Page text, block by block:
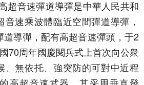
超音速彈道導彈是中華人民共和
音速乘波體臨近空間彈道導彈，
導彈，配有高超音速彈頭，于2
70周年國慶閱兵式上首次向公衆
、無依托、強突防的可對中近程
高超音速武器。其采用垂直發